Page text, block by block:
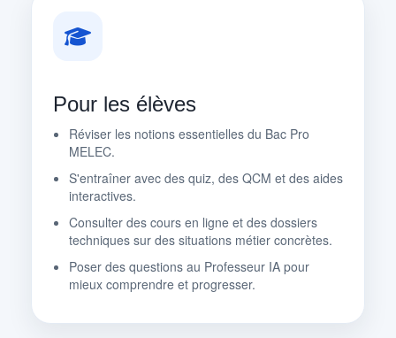
Pour les élèves
Réviser les notions essentielles du Bac Pro
MELEC.
S'entraîner avec des quiz, des QCM et des aides
interactives.
Consulter des cours en ligne et des dossiers
techniques sur des situations métier concrètes.
Poser des questions au Professeur IA pour
mieux comprendre et progresser.